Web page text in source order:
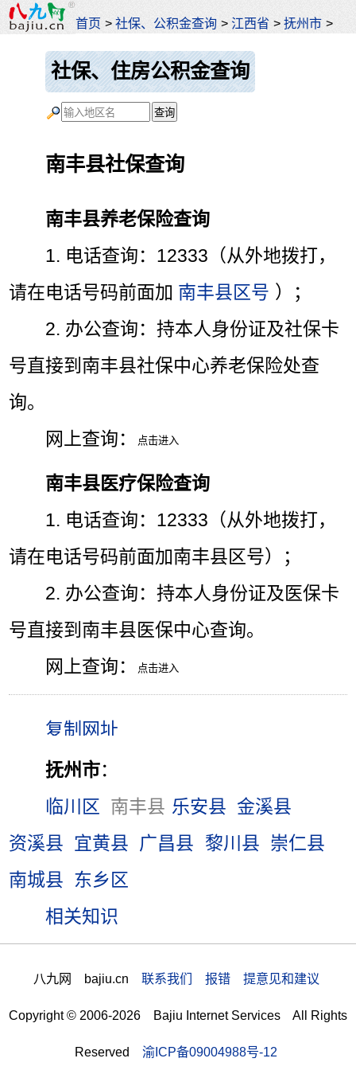
首页 >社保、公积金查询 > 江西省 >抚州市 >
社保、住房公积金查询
南丰县社保查询
南丰县养老保险查询
1. 电话查询：12333（从外地拨打，
请在电话号码前面加 南丰县区号 ）；
2. 办公查询：持本人身份证及社保卡
号直接到南丰县社保中心养老保险处查
询。
网上查询：
南丰县医疗保险查询
1. 电话查询：12333（从外地拨打，
请在电话号码前面加南丰县区号）；
2. 办公查询：持本人身份证及医保卡
号直接到南丰县医保中心查询。
网上查询：
抚州市：
临川区 南丰县 乐安县 金溪县
资溪县
宜黄县 广昌县 黎川县 崇仁县
南城县 东乡区
相关知识
八九网 bajiu.cn 联系我们 报错 提意见和建议
Copyright © 2006-2026 Bajiu Internet Services All Rights
Reserved 渝ICP备09004988号-12